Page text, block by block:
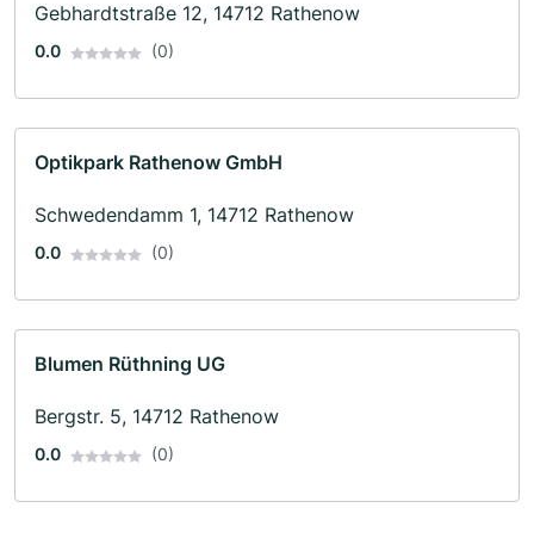
Gebhardtstraße 12, 14712 Rathenow
0.0 (0)
Optikpark Rathenow GmbH
Schwedendamm 1, 14712 Rathenow
0.0 (0)
Blumen Rüthning UG
Bergstr. 5, 14712 Rathenow
0.0 (0)